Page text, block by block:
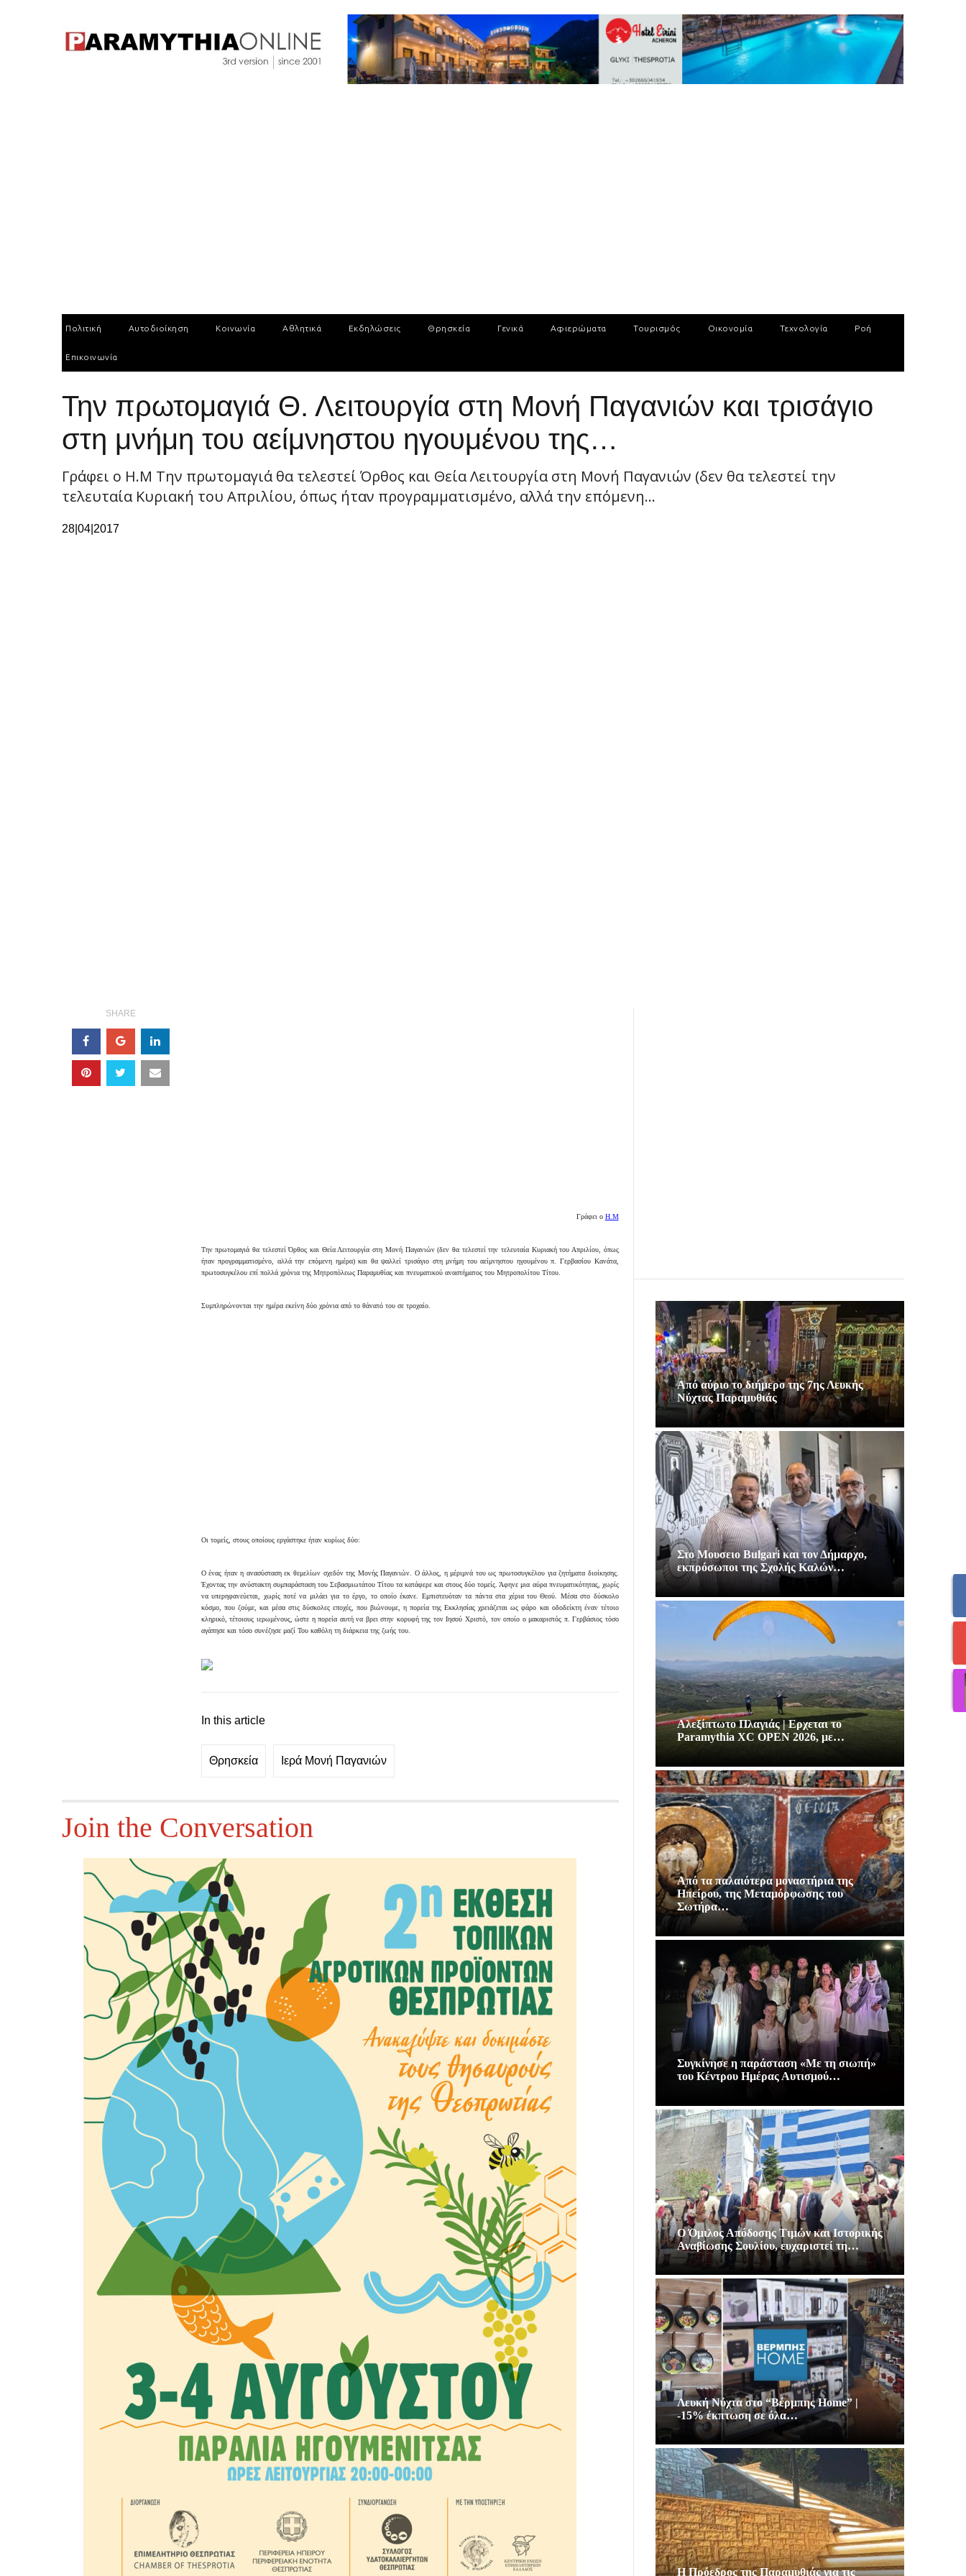
Πολιτική Αυτοδιοίκηση Κοινωνία Αθλητικά Εκδηλώσεις Θρησκεία Γενικά Αφιερώματα Τουρισμός Οικονομία Τεχνολογία Ροή
Επικοινωνία
Την πρωτομαγιά Θ. Λειτουργία στη Μονή Παγανιών και τρισάγιο
στη μνήμη του αείμνηστου ηγουμένου της…
Γράφει ο Η.Μ Tην πρωτομαγιά θα τελεστεί Όρθος και Θεία Λειτουργία στη Μονή Παγανιών (δεν θα τελεστεί την
τελευταία Κυριακή του Απριλίου, όπως ήταν προγραμματισμένο, αλλά την επόμενη...
28|04|2017
SHARE
Γράφει ο Η.Μ
Tην πρωτομαγιά θα τελεστεί Όρθος και Θεία Λειτουργία στη Μονή Παγανιών (δεν θα τελεστεί την τελευταία Κυριακή του Απριλίου, όπως
ήταν προγραμματισμένο, αλλά την επόμενη ημέρα) και θα ψαλλεί τρισάγιο στη μνήμη του αείμνηστου ηγουμένου π. Γερβασίου Κανάτα,
πρωτοσυγκέλου επί πολλά χρόνια της Μητροπόλεως Παραμυθίας και πνευματικού αναστήματος του Μητροπολίτου Τίτου.
Συμπληρώνονται την ημέρα εκείνη δύο χρόνια από το θάνατό του σε τροχαίο.
Οι τομείς, στους οποίους εργάστηκε ήταν κυρίως δύο:
Ο ένας ήταν η ανασύσταση εκ θεμελίων σχεδόν της Μονής Παγανιών. Ο άλλος, η μέριμνά του ως πρωτοσυγκέλου για ζητήματα διοίκησης.
Έχοντας την ανύστακτη συμπαράσταση του Σεβασμιωτάτου Τίτου τα κατάφερε και στους δύο τομείς. Άφηνε μια αύρα πνευματικότητας, χωρίς
να υπερηφανεύεται, χωρίς ποτέ να μιλάει για το έργο, το οποίο έκανε. Εμπιστευόταν τα πάντα στα χέρια του Θεού. Μέσα στο δύσκολο
κόσμο, που ζούμε, και μέσα στις δύσκολες εποχές, που βιώνουμε, η πορεία της Εκκλησίας χρειάζεται ως φάρο και οδοδείκτη έναν τέτοιο
κληρικό, τέτοιους ιερωμένους, ώστε η πορεία αυτή να βρει στην κορυφή της τον Ιησού Χριστό, τον οποίο ο μακαριστός π. Γερβάσιος τόσο
αγάπησε και τόσο συνέζησε μαζί Του καθόλη τη διάρκεια της ζωής του.
In this article
Θρησκεία Ιερά Μονή Παγανιών
Join the Conversation
Από αύριο το διήμερο της 7ης Λευκής
Νύχτας Παραμυθιάς
Στο Μουσειο Bulgari και τον Δήμαρχο,
εκπρόσωποι της Σχολής Καλών…
Αλεξίπτωτο Πλαγιάς | Ερχεται το
Paramythia XC OPEN 2026, με…
Από τα παλαιότερα μοναστήρια της
Ηπείρου, της Μεταμόρφωσης του
Σωτήρα…
Συγκίνησε η παράσταση «Με τη σιωπή»
του Κέντρου Ημέρας Αυτισμού…
Ο Όμιλος Απόδοσης Τιμών και Ιστορικής
Αναβίωσης Σουλίου, ευχαριστεί τη…
Λευκή Νύχτα στο “Βέρμπης Home” |
-15% έκπτωση σε όλα…
Η Πρόεδρος της Παραμυθιάς για τις